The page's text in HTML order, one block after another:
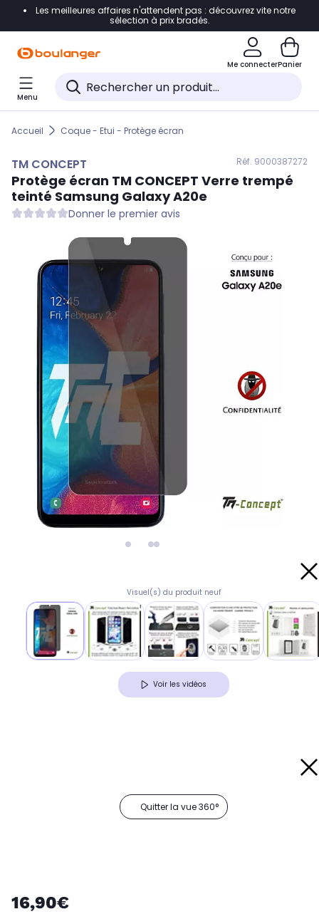
Accéder directement à la navigation
Accéder directement au pied de page
Accéder directement au chatbot
Les meilleures affaires n'attendent pas : découvrez vite notre
sélection à prix bradés.
Me connecterPanier
Menu
Accueil Coque - Etui - Protège écran
TM CONCEPT Réf. 9000387272
Protège écran TM CONCEPT Verre trempé
teinté Samsung Galaxy A20e
Donner le premier avis
Visuel(s) du produit neuf
Voir les vidéos
Quitter la vue 360°
16,90€